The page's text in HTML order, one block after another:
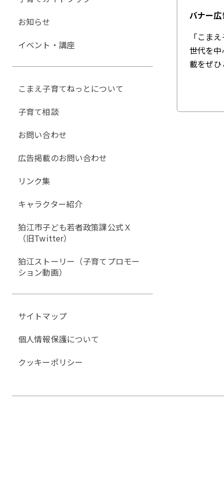
バナー広
「こま
世代を
載をぜひ
お知らせ
イベント・講座
こまえ子育てねっとについて
子育て相談
お問い合わせ
広告掲載のお問い合わせ
リンク集
キャラクター紹介
狛江市子ども若者政策課公式Ｘ
（旧Twitter）
狛江ストーリー（子育てプロモー
ション動画）
サイトマップ
個人情報保護について
クッキーポリシー